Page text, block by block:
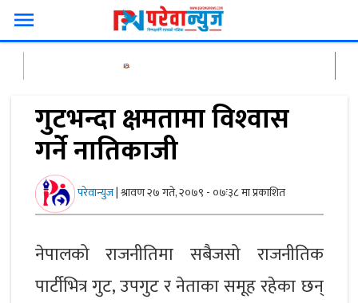
menu
गुटभन्दा क्षमतामा विश्‍वास
गर्ने नातिकाजी
परेवान्युज|श्रावण २७ गते, २०७९ - ०७ः३८ मा प्रकाशित
नेपालको राजनीतिमा सबैजसो राजनीतिक
पार्टीभित्र गुट, उपगुट र नेताका समूह रहेका छन्